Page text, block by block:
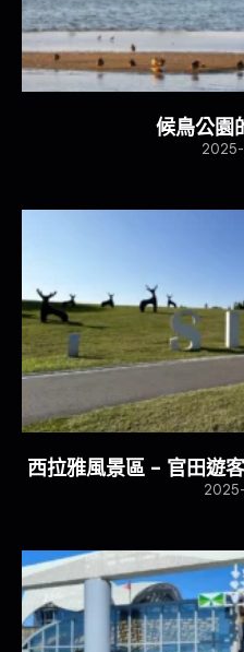
候鳥公園
西拉雅風景區 – 官田遊